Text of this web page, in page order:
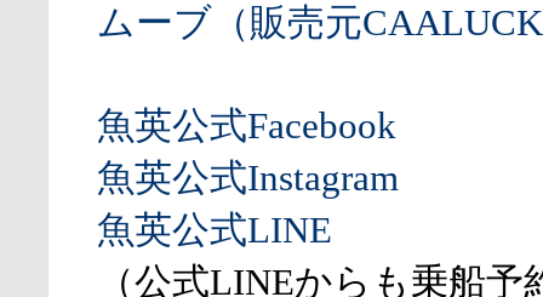
ムーブ（販売元
魚英公式Facebook
魚英公式Instagram
魚英公式LINE
（公式LINEからも乗船予